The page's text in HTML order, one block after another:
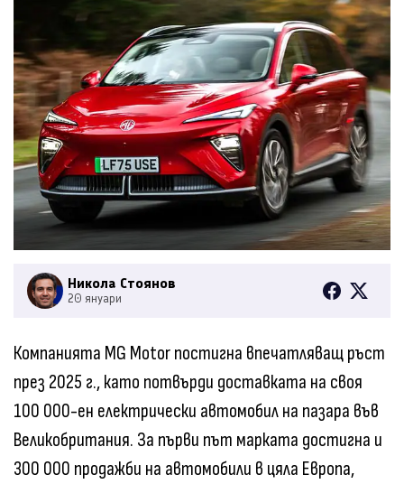
Никола Стоянов
20 януари
Компанията MG Motor постигна впечатляващ ръст
през 2025 г., като потвърди доставката на своя
100 000-ен електрически автомобил на пазара във
Великобритания. За първи път марката достигна и
300 000 продажби на автомобили в цяла Европа,